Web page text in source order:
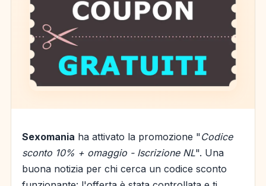
Sexomania ha attivato la promozione "Codice
sconto 10% + omaggio - Iscrizione NL". Una
buona notizia per chi cerca un codice sconto